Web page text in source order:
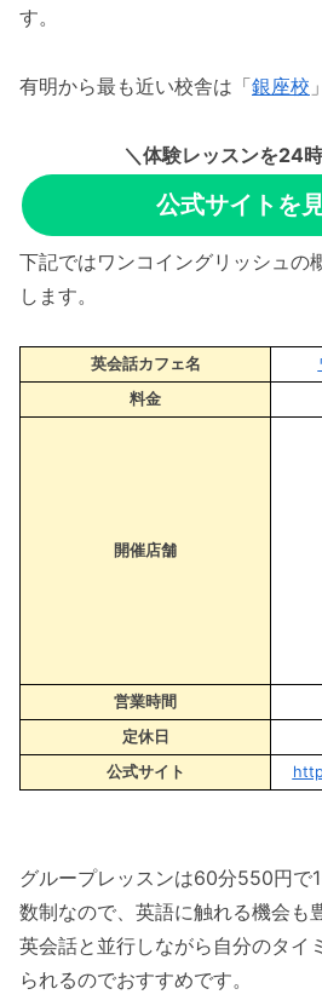
す。
有明から最も近い校舎は「銀座校
＼体験レッスンを24
公式サイトを
下記ではワンコイングリッシュの
します。
英会話カフェ名
料金
開催店舗
営業時間
定休日
公式サイト
グループレッスンは60分550円で
数制なので、英語に触れる機会も
英会話と並行しながら自分のタイ
られるのでおすすめです。